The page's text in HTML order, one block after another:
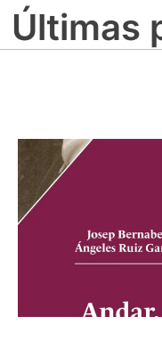
Últimas